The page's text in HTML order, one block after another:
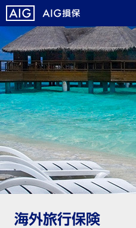
メ
イ
コ
ン
テ
ン
ツ
に
ジ
ャ
ン
プ
こ
こ
ら
メ
イ
ン
コ
ン
テ
ン
ツ
で
海外旅行保険